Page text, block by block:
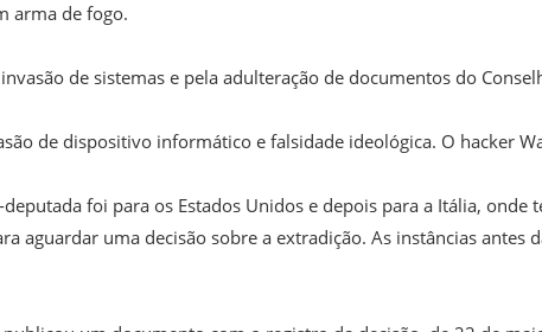
arma de fogo.
de sistemas e pela adulteração de documentos do
de dispositivo informático e falsidade ideológica. O hacker
foi para os Estados Unidos e depois para a Itália, onde
aguardar uma decisão sobre a extradição. As instâncias antes